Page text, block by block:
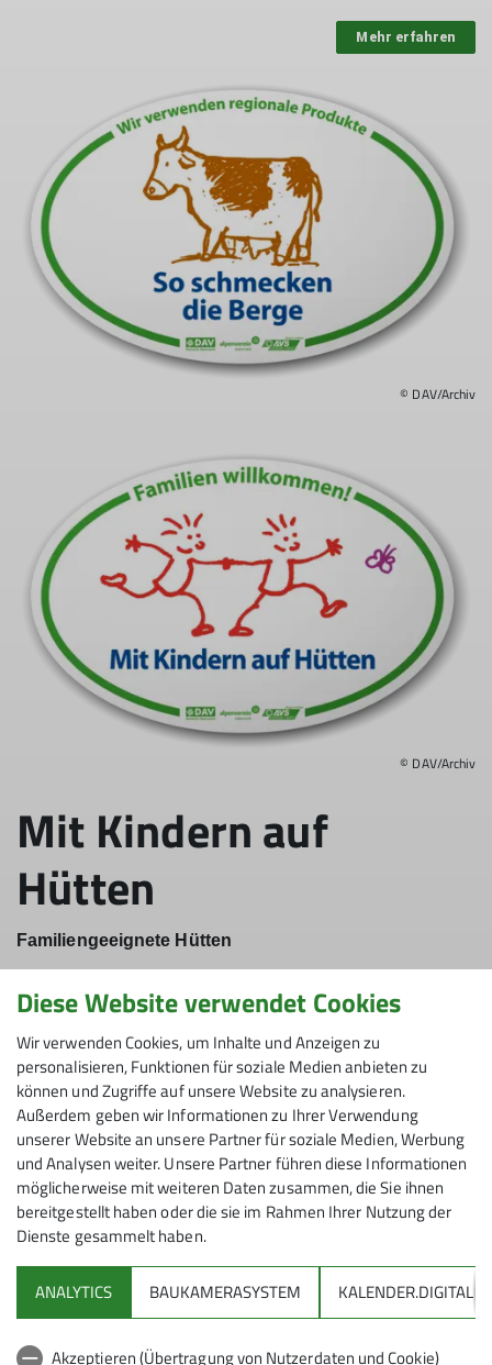
Mehr erfahren
© DAV/Archiv
© DAV/Archiv
Mit Kindern auf
Hütten
Familiengeeignete Hütten
die Voraussetzung für einen gelungenen Bergurlaub in
den Alpen. Der Deutsche, Österreichische und Südtiroler
Alpenverein stellen in der Broschüre "Mit Kindern auf
Hütten" besonders für Familien
geeignete Standorte vor.
Mehr erfahren
Diese Website verwendet Cookies
Wir verwenden Cookies, um Inhalte und Anzeigen zu
personalisieren, Funktionen für soziale Medien anbieten zu
können und Zugriffe auf unsere Website zu analysieren.
Außerdem geben wir Informationen zu Ihrer Verwendung
unserer Website an unsere Partner für soziale Medien, Werbung
und Analysen weiter. Unsere Partner führen diese Informationen
möglicherweise mit weiteren Daten zusammen, die Sie ihnen
bereitgestellt haben oder die sie im Rahmen Ihrer Nutzung der
Dienste gesammelt haben.
ANALYTICS BAUKAMERASYSTEM KALENDER.DIGITAL
Akzeptieren (Übertragung von Nutzerdaten und Cookie)